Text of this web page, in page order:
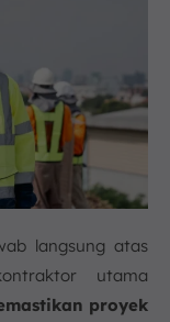
langsung atas
utama
proyek